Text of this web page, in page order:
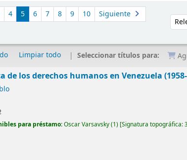
4 5 6 7 8 9 10
Siguiente
Limpiar todo Seleccionar títulos para:
los derechos humanos en Venezuela
para préstamo:Oscar Varsavsky(1) Signatura topográfica: